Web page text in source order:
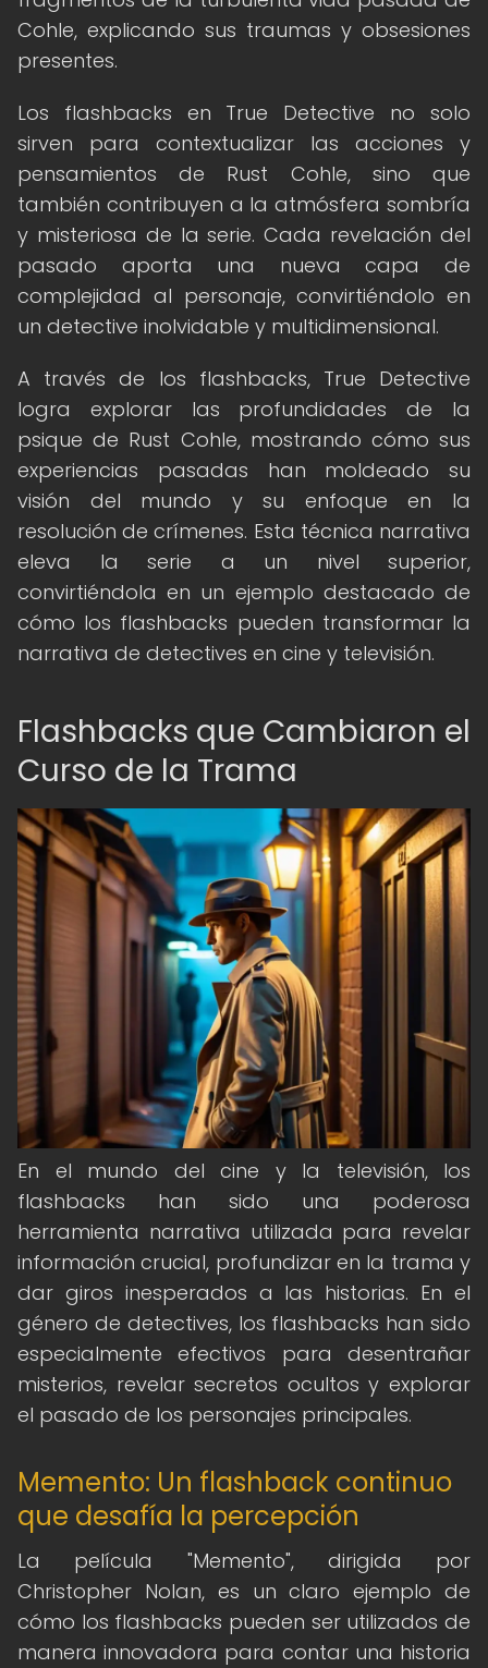
Cohle, explicando sus traumas y obsesiones
presentes.
Los flashbacks en True Detective no solo
sirven para contextualizar las acciones y
pensamientos de Rust Cohle, sino que
también contribuyen a la atmósfera sombría
y misteriosa de la serie. Cada revelación del
pasado aporta una nueva capa de
complejidad al personaje, convirtiéndolo en
un detective inolvidable y multidimensional.
A través de los flashbacks, True Detective
logra explorar las profundidades de la
psique de Rust Cohle, mostrando cómo sus
experiencias pasadas han moldeado su
visión del mundo y su enfoque en la
resolución de crímenes. Esta técnica narrativa
eleva la serie a un nivel superior,
convirtiéndola en un ejemplo destacado de
cómo los flashbacks pueden transformar la
narrativa de detectives en cine y televisión.
Flashbacks que Cambiaron el
Curso de la Trama
En el mundo del cine y la televisión, los
flashbacks han sido una poderosa
herramienta narrativa utilizada para revelar
información crucial, profundizar en la trama y
dar giros inesperados a las historias. En el
género de detectives, los flashbacks han sido
especialmente efectivos para desentrañar
misterios, revelar secretos ocultos y explorar
el pasado de los personajes principales.
Memento: Un flashback continuo
que desafía la percepción
La película "Memento", dirigida por
Christopher Nolan, es un claro ejemplo de
cómo los flashbacks pueden ser utilizados de
manera innovadora para contar una historia